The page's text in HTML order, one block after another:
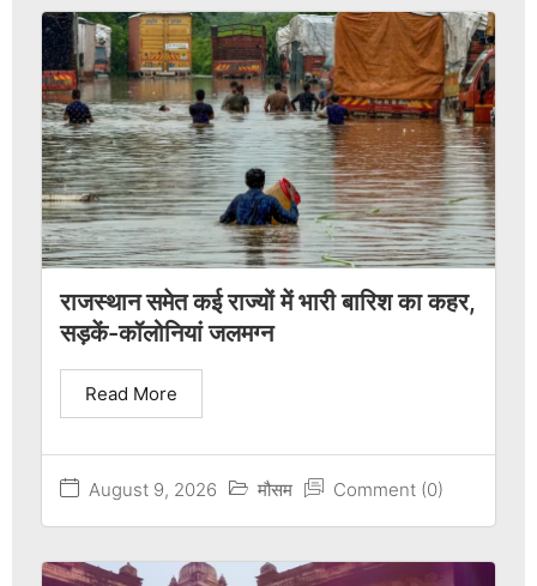
राजस्थान समेत कई राज्यों में भारी बारिश का कहर,
सड़कें-कॉलोनियां जलमग्न
August 9, 2026 मौसम Comment (0)
Read More